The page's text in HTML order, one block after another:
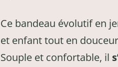
Ce bandeau évolutif en
et enfant tout en
Souple et confortable, il